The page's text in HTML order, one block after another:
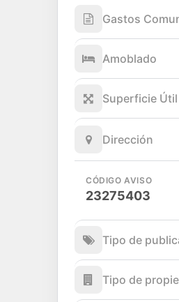
Gastos
Amoblado
Superficie Útil
Dirección
CÓDIGO AVISO
23275403
Tipo de
Tipo de